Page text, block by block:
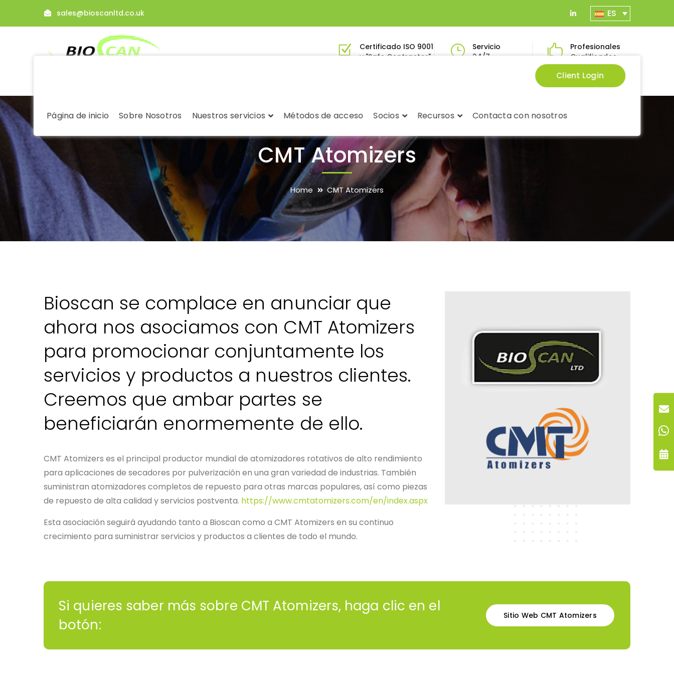
sales@bioscanltd.co.uk
LinkedIn
Profile
ES
Certificado ISO 9001
y "Safe Contractor"
Servicio
24/7
Profesionales
Cualificados
Client Login
Página de inicio Sobre Nosotros Nuestros servicios Métodos de acceso Socios Recursos Contacta con nosotros
CMT Atomizers
Home CMT Atomizers
Bioscan se complace en anunciar que
ahora nos asociamos con CMT Atomizers
para promocionar conjuntamente los
servicios y productos a nuestros clientes.
Creemos que ambar partes se
beneficiarán enormemente de ello.
CMT Atomizers es el principal productor mundial de atomizadores rotativos de alto rendimiento
para aplicaciones de secadores por pulverización en una gran variedad de industrias. También
suministran atomizadores completos de repuesto para otras marcas populares, así como piezas
de repuesto de alta calidad y servicios postventa. https://www.cmtatomizers.com/en/index.aspx
Esta asociación seguirá ayudando tanto a Bioscan como a CMT Atomizers en su continuo
crecimiento para suministrar servicios y productos a clientes de todo el mundo.
Si quieres saber más sobre CMT Atomizers, haga clic en el
botón:
Sitio Web CMT Atomizers